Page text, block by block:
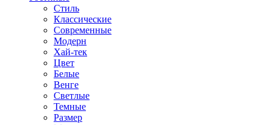
Стиль
Классические
Современные
Модерн
Хай-тек
Цвет
Белые
Венге
Светлые
Темные
Размер